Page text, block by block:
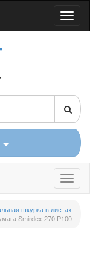
шкурка в листах
Smirdex 270 P100